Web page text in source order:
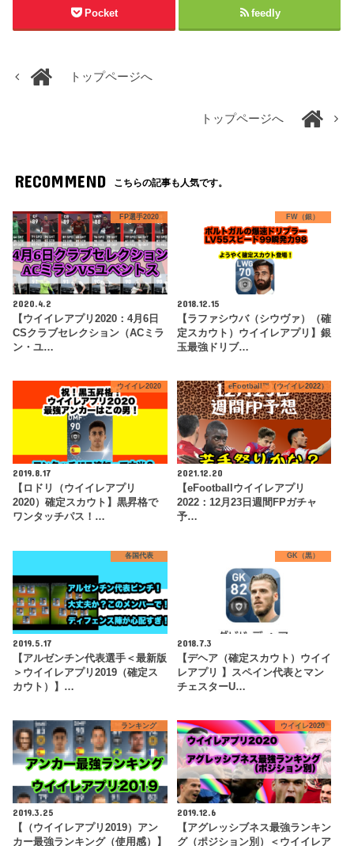
Pocket feedly
トップページへ
トップページへ
RECOMMEND こちらの記事も人気です。
FP選手2020
2020.4.2
【ウイイレアプリ2020：4月6日
CSクラブセレクション（ACミラ
ン・ユ…
FW（銀）
2018.12.15
【ラファシウバ（シウヴァ）（確
定スカウト）ウイイレアプリ】銀
玉最強ドリブ…
ウイイレ2020
2019.8.17
【ロドリ（ウイイレアプリ
2020）確定スカウト】黒昇格で
ワンタッチパス！…
eFootball™（ウイイレ2022）
2021.12.20
【eFootballウイイレアプリ
2022：12月23日週間FPガチャ
予…
各国代表
2019.5.17
【アルゼンチン代表選手＜最新版
＞ウイイレアプリ2019（確定ス
カウト）】…
GK（黒）
2018.7.3
【デヘア（確定スカウト）ウイイ
レアプリ 】スペイン代表とマン
チェスターU…
ランキング
2019.3.25
【（ウイイレアプリ2019）アン
カー最強ランキング（使用感）】
ウイイレ2020
2019.12.6
【アグレッシブネス最強ランキン
グ（ポジション別）＜ウイイレア